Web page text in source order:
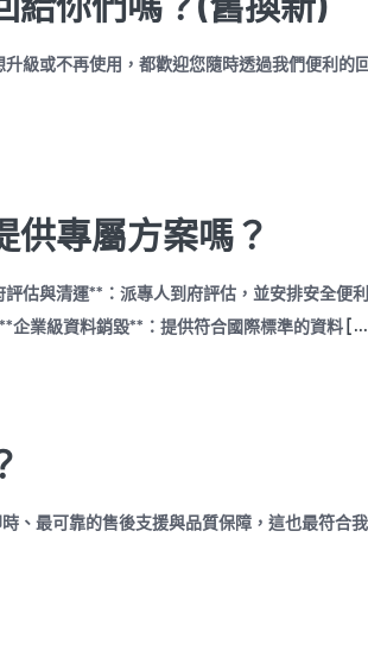
級或不再使用，都歡迎您隨時透過我們便利的
供專屬方案嗎？
估與清運**：派專人到府評估，並安排安全便
企業級資料銷毀**：提供符合國際標準的資料
、最可靠的售後支援與品質保障，這也最符合